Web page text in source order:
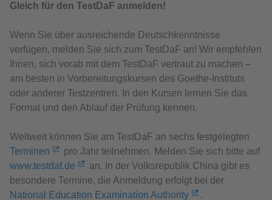
Gleich für den TestDaF anmelden!
Wenn Sie über ausreichende Deutschkenntnisse
verfügen, melden Sie sich zum TestDaF an! Wir empfehlen
Ihnen, sich vorab mit dem TestDaF vertraut zu machen –
am besten in Vorbereitungskursen des Goethe-Instituts
oder anderer Testzentren. In den Kursen lernen Sie das
Format und den Ablauf der Prüfung kennen.
Weltweit können Sie am TestDaF an sechs festgelegten
Terminen
pro Jahr teilnehmen. Melden Sie sich bitte auf
www.testdaf.de
an. In der Volksrepublik China gibt es
besondere Termine, die Anmeldung erfolgt bei der
National Education Examination Authority
.